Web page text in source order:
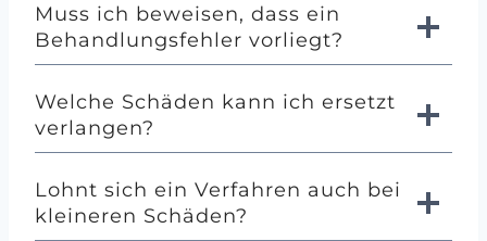
Muss ich beweisen, dass ein
Behandlungsfehler vorliegt?
Welche Schäden kann ich ersetzt
verlangen?
Lohnt sich ein Verfahren auch bei
kleineren Schäden?